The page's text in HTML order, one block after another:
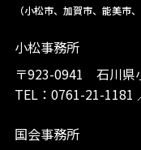
（小松市、加賀市、能美市
小松事務所
〒923-0941 石川県
TEL： 0761-21-1181
国会事務所